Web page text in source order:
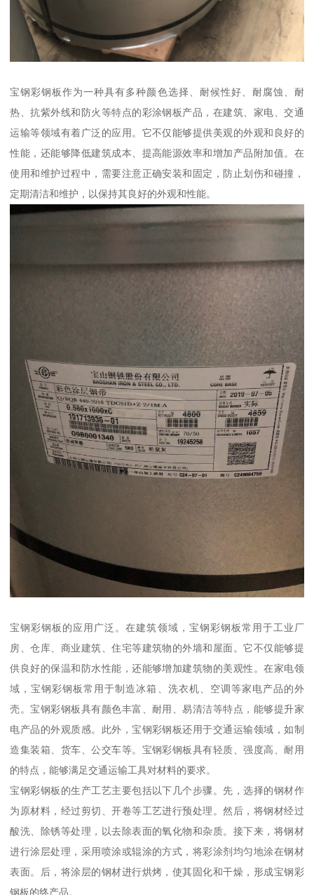
宝钢彩钢板作为一种具有多种颜色选择、耐候性好、耐腐蚀、耐
热、抗紫外线和防火等特点的彩涂钢板产品，在建筑、家电、交通
运输等领域有着广泛的应用。它不仅能够提供美观的外观和良好的
性能，还能够降低建筑成本、提高能源效率和增加产品附加值。在
使用和维护过程中，需要注意正确安装和固定，防止划伤和碰撞，
定期清洁和维护，以保持其良好的外观和性能。
宝钢彩钢板的应用广泛。在建筑领域，宝钢彩钢板常用于工业厂
房、仓库、商业建筑、住宅等建筑物的外墙和屋面。它不仅能够提
供良好的保温和防水性能，还能够增加建筑物的美观性。在家电领
域，宝钢彩钢板常用于制造冰箱、洗衣机、空调等家电产品的外
壳。宝钢彩钢板具有颜色丰富、耐用、易清洁等特点，能够提升家
电产品的外观质感。此外，宝钢彩钢板还用于交通运输领域，如制
造集装箱、货车、公交车等。宝钢彩钢板具有轻质、强度高、耐用
的特点，能够满足交通运输工具对材料的要求。
宝钢彩钢板的生产工艺主要包括以下几个步骤。先，选择的钢材作
为原材料，经过剪切、开卷等工艺进行预处理。然后，将钢材经过
酸洗、除锈等处理，以去除表面的氧化物和杂质。接下来，将钢材
进行涂层处理，采用喷涂或辊涂的方式，将彩涂剂均匀地涂在钢材
表面。后，将涂层的钢材进行烘烤，使其固化和干燥，形成宝钢彩
钢板的终产品。